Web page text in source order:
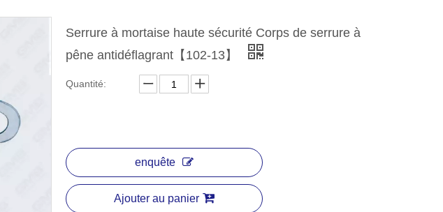
Serrure à mortaise haute sécurité Corps de serrure à
pêne antidéflagrant【102-13】
Quantité:
enquête
Ajouter au panier